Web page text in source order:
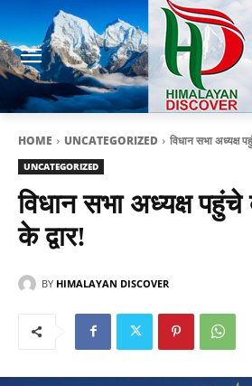
HOME UNCATEGORIZED विधान सभा अध्यक्ष
UNCATEGORIZED
विधान सभा अध्यक्ष पहुंचे
के द्वार!
BY HIMALAYAN DISCOVER